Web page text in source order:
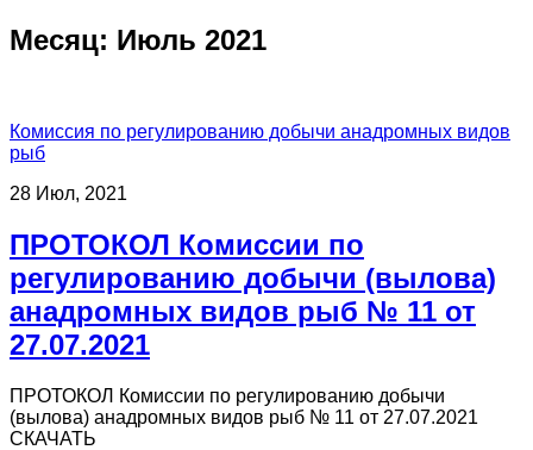
Месяц: Июль 2021
Комиссия по регулированию добычи анадромных видов
рыб
28 Июл, 2021
ПРОТОКОЛ Комиссии по
регулированию добычи (вылова)
анадромных видов рыб № 11 от
27.07.2021
ПРОТОКОЛ Комиссии по регулированию добычи
(вылова) анадромных видов рыб № 11 от 27.07.2021
СКАЧАТЬ